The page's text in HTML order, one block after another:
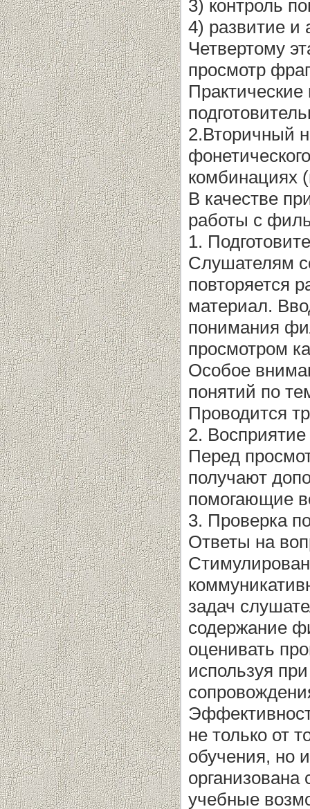
3) контроль
4) развитие и
Четвертому
просмотр
2.Вторичный
комбинациях
В качестве
работы с
1.
Слушателям
повторяется
материал.
понимания
просмотром
Особое
понятий по
Проводится
2.
Перед
получают
помогающие
3. Проверка
Ответы на
задач
содержание
оценивать
используя
не только от
обучения, но
организована
учебные